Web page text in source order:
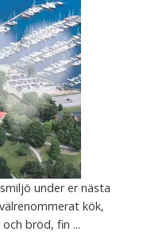
under er nästa
kök,
bröd, fin ...